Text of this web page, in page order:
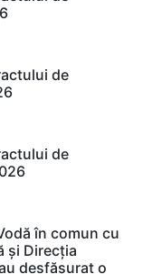
de
de
în comun cu
și Direcția
desfășurat o